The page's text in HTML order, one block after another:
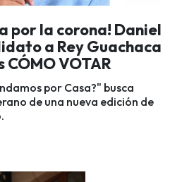
por la corona! Daniel
a Rey Guachaca
VOTAR
por Casa?" busca
de una nueva edición de